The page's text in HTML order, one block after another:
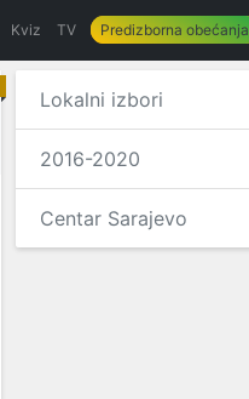
Kviz TV Predizborna obećanja
Lokalni izbori
2016-2020
Centar Sarajevo